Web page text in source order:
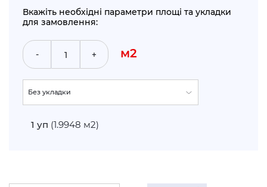
Вкажіть необхідні параметри площі та укладки
для замовлення:
- + м2
Без укладки
1 уп (1.9948 м2)